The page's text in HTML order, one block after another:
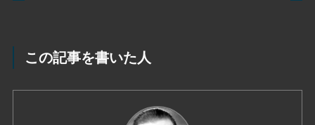
この記事を書いた人